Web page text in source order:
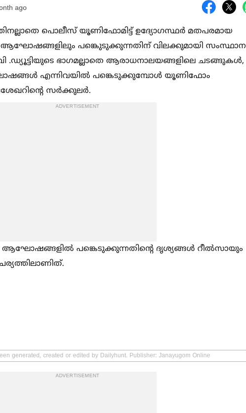
ago
പൊലീസ് യൂണിഫോമിട്ട് ഉദ്യോഗസ്ഥര്‍ മതപരമായ
ആഘോഷങ്ങളിലും പങ്കെുടുക്കുന്നതിന് വിലക്കുമായി സംസ്ഥാന
.ഡ്യൂട്ടിയുടെ ഭാഗമല്ലാതെ ആരാധനാലയങ്ങളിലെ ചടങ്ങുകള്‍,
എന്നിവയില്‍ പങ്കെടുക്കുമ്പോള്‍ യൂണിഫോം
സർക്കുലർ.
ADVERTISEMENT
പങ്കെടുക്കുന്നതിന്റെ ദൃശ്യങ്ങള്‍ റീല്‍സായും
generated, created or edited by Dailyhunt. Publisher: Janayugom Online
ADVERTISEMENT